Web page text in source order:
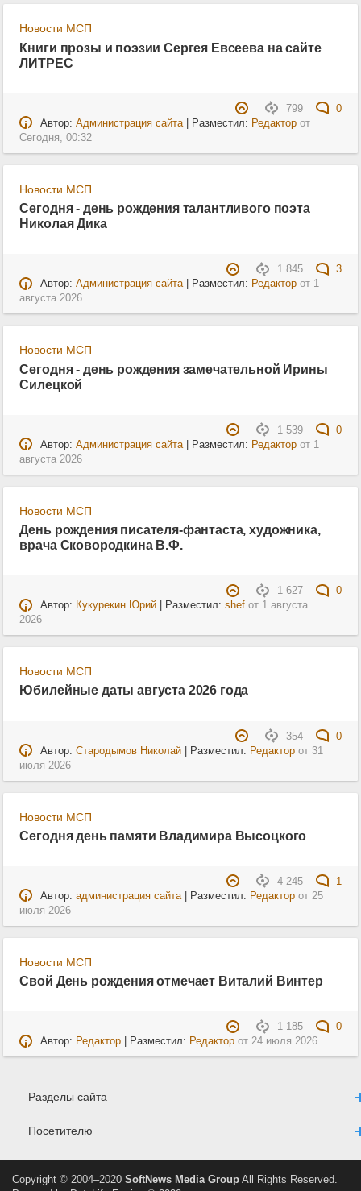
Новости МСП
Книги прозы и поэзии Сергея Евсеева на сайте
ЛИТРЕС
799
0
Автор: Администрация сайта| Разместил: Редакторот
Сегодня, 00:32
Новости МСП
Сегодня - день рождения талантливого поэта
Николая Дика
1 845
3
Автор: Администрация сайта| Разместил: Редакторот 1
августа 2026
Новости МСП
Сегодня - день рождения замечательной Ирины
Силецкой
1 539
0
Автор: Администрация сайта| Разместил: Редакторот 1
августа 2026
Новости МСП
День рождения писателя-фантаста, художника,
врача Сковородкина В.Ф.
1 627
0
Автор: Кукурекин Юрий| Разместил: shefот 1 августа
2026
Новости МСП
Юбилейные даты августа 2026 года
354
0
Автор: Стародымов Николай| Разместил: Редакторот 31
июля 2026
Новости МСП
Сегодня день памяти Владимира Высоцкого
4 245
1
Автор: администрация сайта| Разместил: Редакторот 25
июля 2026
Новости МСП
Свой День рождения отмечает Виталий Винтер
1 185
0
Автор: Редактор| Разместил: Редакторот 24 июля 2026
Разделы сайта
Посетителю
Copyright © 2004–2020 SoftNews Media Group All Rights Reserved.